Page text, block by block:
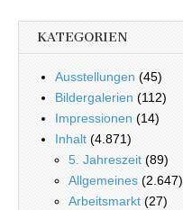
KATEGORIEN
Ausstellungen (45)
Bildergalerien (112)
Impressionen (14)
Inhalt (4.871)
5. Jahreszeit (89)
Allgemeines (2.647)
Arbeitsmarkt (27)